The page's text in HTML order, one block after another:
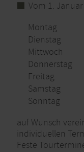
Vom 1.
Montag
Dienstag
Mittwoch
Donnerstag
Freitag
Samstag
Sonntag
auf Wunsch
individuellen
Feste